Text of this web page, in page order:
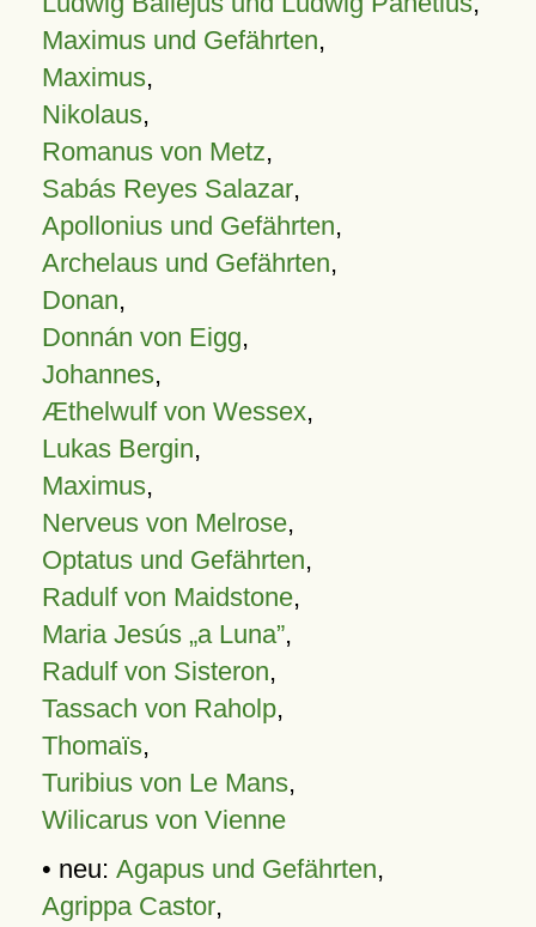
Maximus und Gefährten,
Maximus,
Nikolaus,
Romanus von Metz,
Sabás Reyes Salazar,
Apollonius und Gefährten,
Archelaus und Gefährten,
Donan,
Donnán von Eigg,
Johannes,
Æthelwulf von Wessex,
Lukas Bergin,
Maximus,
Nerveus von Melrose,
Optatus und Gefährten,
Radulf von Maidstone,
Maria Jesús „a Luna”,
Radulf von Sisteron,
Tassach von Raholp,
Thomaïs,
Turibius von Le Mans,
Wilicarus von Vienne
• neu: Agapus und Gefährten,
Agrippa Castor,